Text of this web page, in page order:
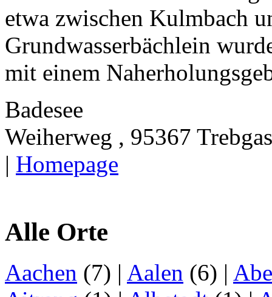
etwa zwischen Kulmbach
Grundwasserbächlein
mit einem
Badesee
Weiherweg , 95367
| Homepage
Alle Orte
Aachen (7) | Aalen (6) |